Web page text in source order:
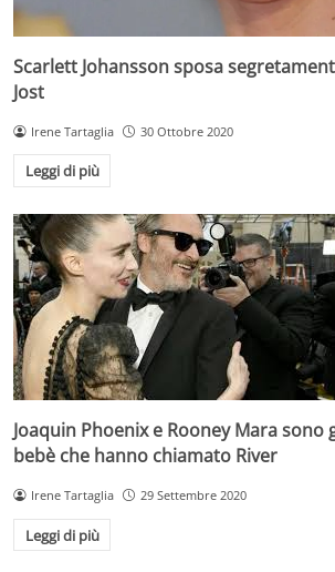
Scarlett Johansson sposa
Jost
Irene Tartaglia 30 Ottobre 2020
Leggi di più
Joaquin Phoenix e Rooney Mara
bebè che hanno chiamato River
Irene Tartaglia 29 Settembre 2020
Leggi di più